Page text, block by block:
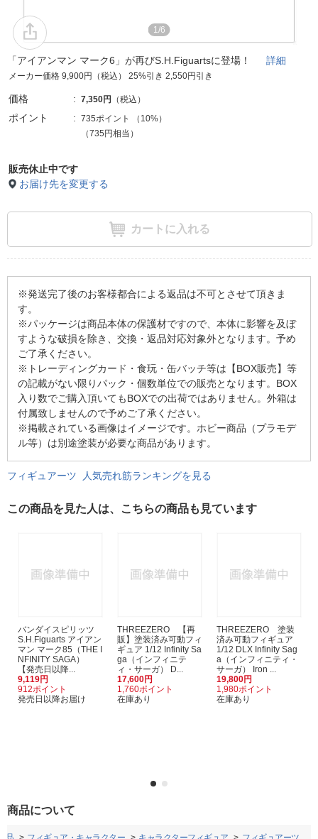
1/6
「アイアンマン マーク6」が再びS.H.Figuartsに登場！ 詳細
メーカー価格 9,900円（税込） 25%引き 2,550円引き
価格 7,350円 （税込）
ポイント 735ポイント （ 10%）
（735円相当）
販売休止中です
お届け先を変更する
カートに入れる
※発送完了後のお客様都合による返品は不可とさせて頂きま
す。
※パッケージは商品本体の保護材ですので、本体に影響を及ぼ
すような破損を除き、交換・返品対応対象外となります。予め
ご了承ください。
※トレーディングカード・食玩・缶バッチ等は【BOX販売】等
の記載がない限りパック・個数単位での販売となります。BOX
入り数でご購入頂いてもBOXでの出荷ではありません。外箱は
付属致しませんので予めご了承ください。
※掲載されている画像はイメージです。ホビー商品（プラモデ
ル等）は別途塗装が必要な商品があります。
フィギュアーツ 人気売れ筋ランキングを見る
この商品を見た人は、こちらの商品も見ています
バンダイスピリッツ
S.H.Figuarts アイアン
マン マーク85（THE I
NFINITY SAGA）
【発売日以降...
9,119円
912ポイント
発売日以降お届け
THREEZERO 【再
販】塗装済み可動フィ
ギュア 1/12 Infinity Sa
ga（インフィニテ
ィ・サーガ） D...
17,600円
1,760ポイント
在庫あり
THREEZERO 塗装
済み可動フィギュア
1/12 DLX Infinity Sag
a（インフィニティ・
サーガ） Iron ...
19,800円
1,980ポイント
在庫あり
商品について